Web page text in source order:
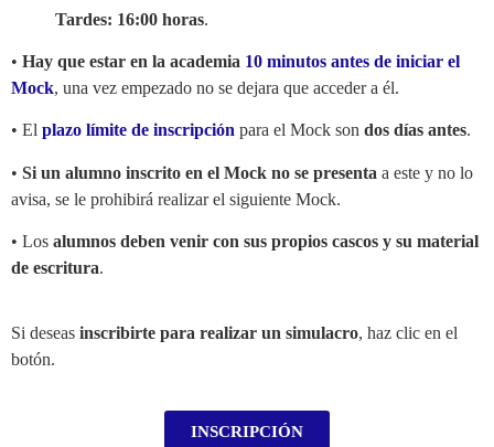
Tardes: 16:00 horas.
• Hay que estar en la academia 10 minutos antes de iniciar el
Mock, una vez empezado no se dejara que acceder a él.
• El plazo límite de inscripción para el Mock son dos días antes.
• Si un alumno inscrito en el Mock no se presenta a este y no lo
avisa, se le prohibirá realizar el siguiente Mock.
• Los alumnos deben venir con sus propios cascos y su material
de escritura.
Si deseas inscribirte para realizar un simulacro, haz clic en el
botón.
INSCRIPCIÓN